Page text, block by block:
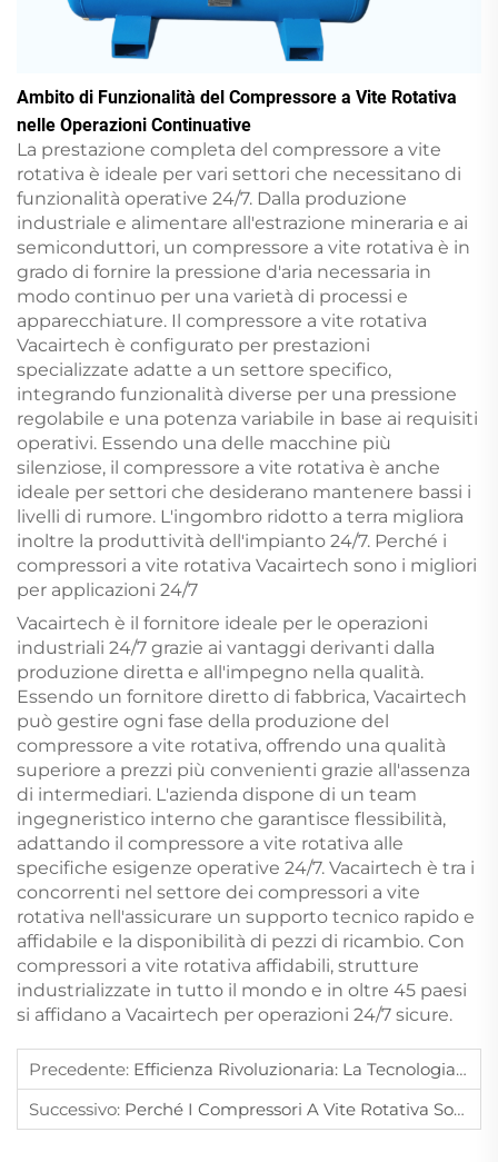
Ambito di Funzionalità del Compressore a Vite Rotativa
nelle Operazioni Continuative
La prestazione completa del compressore a vite
rotativa è ideale per vari settori che necessitano di
funzionalità operative 24/7. Dalla produzione
industriale e alimentare all'estrazione mineraria e ai
semiconduttori, un compressore a vite rotativa è in
grado di fornire la pressione d'aria necessaria in
modo continuo per una varietà di processi e
apparecchiature. Il compressore a vite rotativa
Vacairtech è configurato per prestazioni
specializzate adatte a un settore specifico,
integrando funzionalità diverse per una pressione
regolabile e una potenza variabile in base ai requisiti
operativi. Essendo una delle macchine più
silenziose, il compressore a vite rotativa è anche
ideale per settori che desiderano mantenere bassi i
livelli di rumore. L'ingombro ridotto a terra migliora
inoltre la produttività dell'impianto 24/7. Perché i
compressori a vite rotativa Vacairtech sono i migliori
per applicazioni 24/7
Vacairtech è il fornitore ideale per le operazioni
industriali 24/7 grazie ai vantaggi derivanti dalla
produzione diretta e all'impegno nella qualità.
Essendo un fornitore diretto di fabbrica, Vacairtech
può gestire ogni fase della produzione del
compressore a vite rotativa, offrendo una qualità
superiore a prezzi più convenienti grazie all'assenza
di intermediari. L'azienda dispone di un team
ingegneristico interno che garantisce flessibilità,
adattando il compressore a vite rotativa alle
specifiche esigenze operative 24/7. Vacairtech è tra i
concorrenti nel settore dei compressori a vite
rotativa nell'assicurare un supporto tecnico rapido e
affidabile e la disponibilità di pezzi di ricambio. Con
compressori a vite rotativa affidabili, strutture
industrializzate in tutto il mondo e in oltre 45 paesi
si affidano a Vacairtech per operazioni 24/7 sicure.
Precedente: Efficienza Rivoluzionaria: La Tecnologia Dei Compressori D'aria A Vite (rotativi A Vite) E Guida All'acquisto
Successivo: Perché I Compressori A Vite Rotativa Sono Meno Soggetti All'usura Rispetto Ad Altri Tipi Di Compressore?